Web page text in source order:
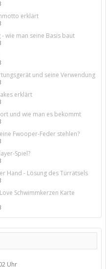
erklärt
wie man seine Basis baut
und seine Verwendung
erklärt
und wie man es bekommt
Fwooper-Feder stehlen?
Spiel?
Hand - Lösung des Türrätsels
Schwimmkerzen Karte
Uhr